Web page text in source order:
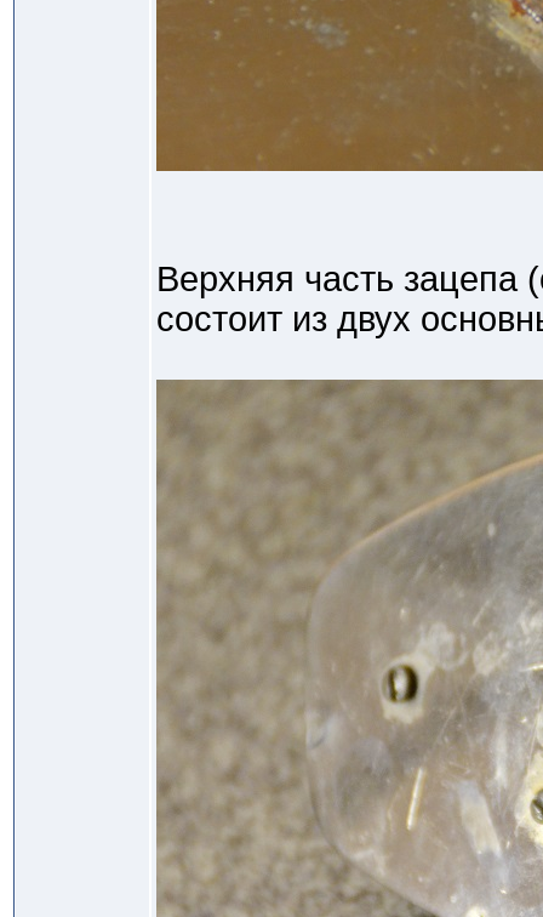
Верхняя часть зацепа
состоит из двух